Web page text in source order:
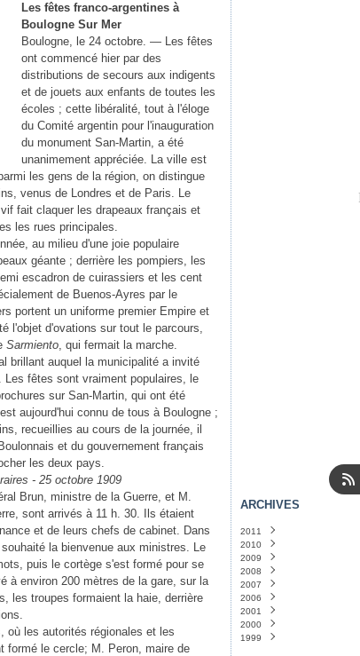
Les fêtes franco-argentines à
Boulogne Sur Mer
Boulogne, le 24 octobre. — Les fêtes
ont commencé hier par des
distributions de secours aux indigents
et de jouets aux enfants de toutes les
écoles ; cette libéralité, tout à l'éloge
du Comité argentin pour l'inauguration
du monument San-Martin, a été
unanimement appréciée. La ville est
les gens de la région, on distingue
venus de Londres et de Paris. Le
fait claquer les drapeaux français et
les rues principales.
au milieu d'une joie populaire
géante ; derrière les pompiers, les
escadron de cuirassiers et les cent
de Buenos-Ayres par le
portent un uniforme premier Empire et
l'objet d'ovations sur tout le parcours,
Sarmiento, qui fermait la marche.
brillant auquel la municipalité a invité
fêtes sont vraiment populaires, le
sur San-Martin, qui ont été
aujourd'hui connu de tous à Boulogne ;
recueillies au cours de la journée, il
et du gouvernement français
les deux pays.
- 25 octobre 1909
Brun, ministre de la Guerre, et M.
sont arrivés à 11 h. 30. Ils étaient
et de leurs chefs de cabinet. Dans
la bienvenue aux ministres. Le
puis le cortège s'est formé pour se
à environ 200 mètres de la gare, sur la
les troupes formaient la haie, derrière
où les autorités régionales et les
formé le cercle; M. Peron, maire de
ARCHIVES
2011
Janvier
2010
Décembre
Novembre
Octobre
Septembre
Août
Juillet
Juin
2009
Décembre
Novembre
Octobre
Septembre
Août
Juillet
2008
Décembre
Novembre
Octobre
Septembre
Août
2007
Décembre
Mai(1)
Mars
2006
Avril
2001
Septembre
Janvier
2000
Novembre
1999